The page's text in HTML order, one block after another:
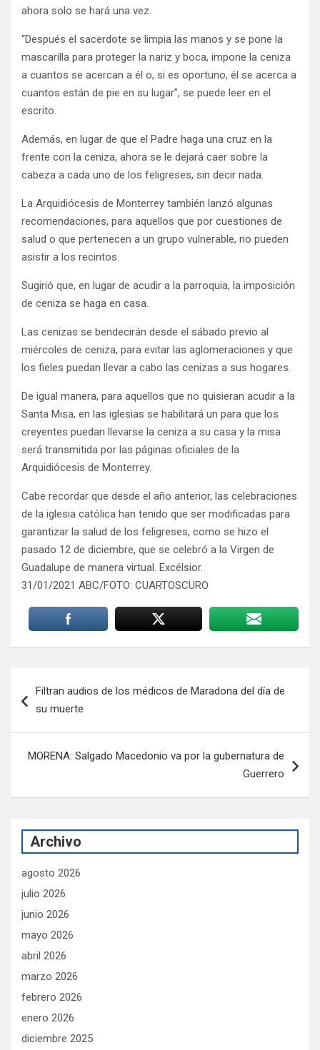
ahora solo se hará una vez.
“Después el sacerdote se limpia las manos y se pone la
mascarilla para proteger la nariz y boca, impone la ceniza
a cuantos se acercan a él o, si es oportuno, él se acerca a
cuantos están de pie en su lugar”, se puede leer en el
escrito.
Además, en lugar de que el Padre haga una cruz en la
frente con la ceniza, ahora se le dejará caer sobre la
cabeza a cada uno de los feligreses, sin decir nada.
La Arquidiócesis de Monterrey también lanzó algunas
recomendaciones, para aquellos que por cuestiones de
salud o que pertenecen a un grupo vulnerable, no pueden
asistir a los recintos.
Sugirió que, en lugar de acudir a la parroquia, la imposición
de ceniza se haga en casa.
Las cenizas se bendecirán desde el sábado previo al
miércoles de ceniza, para evitar las aglomeraciones y que
los fieles puedan llevar a cabo las cenizas a sus hogares.
De igual manera, para aquellos que no quisieran acudir a la
Santa Misa, en las iglesias se habilitará un para que los
creyentes puedan llevarse la ceniza a su casa y la misa
será transmitida por las páginas oficiales de la
Arquidiócesis de Monterrey.
Cabe recordar que desde el año anterior, las celebraciones
de la iglesia católica han tenido que ser modificadas para
garantizar la salud de los feligreses, como se hizo el
pasado 12 de diciembre, que se celebró a la Virgen de
Guadalupe de manera virtual. Excélsior.
31/01/2021 ABC/FOTO: CUARTOSCURO
de
Filtran audios de los médicos de Maradona del día de
su muerte
MORENA: Salgado Macedonio va por la gubernatura de
Guerrero
Archivo
agosto 2026
julio 2026
junio 2026
mayo 2026
abril 2026
marzo 2026
febrero 2026
enero 2026
diciembre 2025